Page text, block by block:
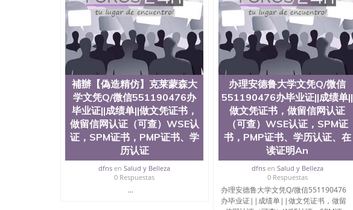
補辦【偽造精仿】克莱蒙森大
学文凭Q/微信551190476办
毕业证||成绩单||做文凭证书，
做留信网认证（可查）WSE认
证，SPM证书，PMP证书、学
历认证
dfns enSalud y Belleza
0 Respuestas
...
办理安德鲁大学文凭Q/微信
551190476办毕业证||成绩单||
做文凭证书，做留信网认证
（可查）WSE认证，SPM证
书，PMP证书、学历认证、在
读证明An
dfnsen Salud y Belleza
0 Respuestas
办理安德鲁大学文凭Q/微信551190476
办毕业证||成绩单||做文凭证书，做留